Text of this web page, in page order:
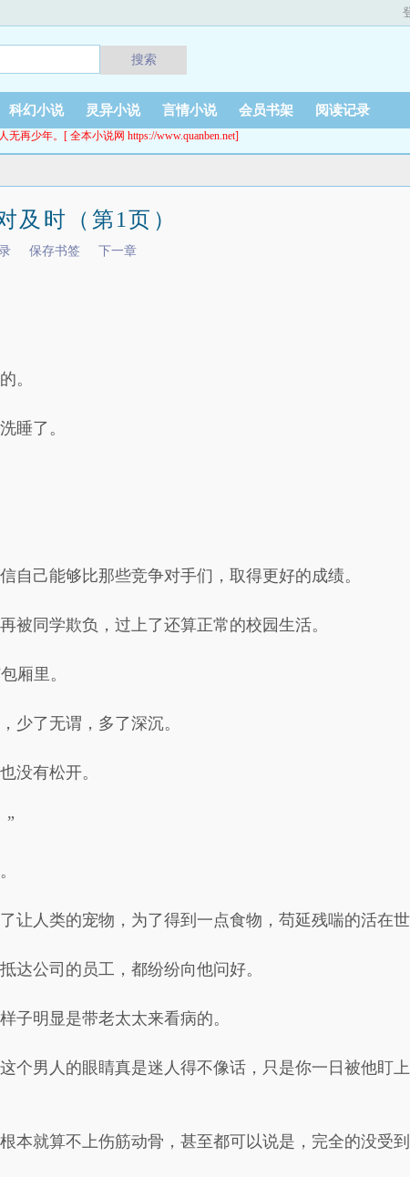
搜索
科幻小说 灵异小说 言情小说 会员书架 阅读记录
再少年。[ 全本小说网 https://www.quanben.net]
及时（第1页）
保存书签 下一章
。
睡了。
自己能够比那些竞争对手们，取得更好的成绩。
被同学欺负，过上了还算正常的校园生活。
厢里。
少了无谓，多了深沉。
没有松开。
”
人类的宠物，为了得到一点食物，苟延残喘的活在世
达公司的员工，都纷纷向他问好。
子明显是带老太太来看病的。
个男人的眼睛真是迷人得不像话，只是你一日被他盯
本就算不上伤筋动骨，甚至都可以说是，完全的没受